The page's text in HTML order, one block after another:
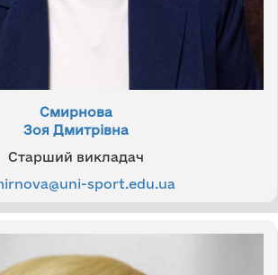
Смирнова
Зоя Дмитрівна
Старший викладач
sport.edu.ua